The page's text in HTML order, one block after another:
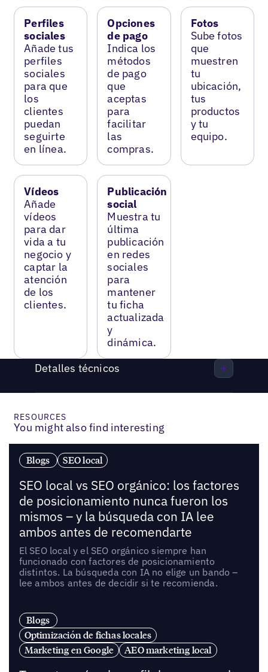
Perfiles
sociales
Añade tus
perfiles
sociales
para que
los
clientes
puedan
seguirte
en línea.
Opciones
de pago
Indica los
métodos
de pago
que
aceptas
para
facilitar
las
compras.
Fotos
Sube fotos
que
muestren
tu
ubicación,
tus
productos
y tu
equipo.
Vídeos
Añade
vídeos
para dar
vida a tu
negocio y
captar la
atención
de los
clientes.
Publicación
social
Muestra tu
última
publicación
en redes
sociales
para
mantener
tu ficha
actualizada
y
dinámica.
Detalles técnicos
RESOURCES
You might also find interesting
Blogs SEO local
SEO local vs SEO orgánico: los factores
de posicionamiento nunca fueron los
mismos – y la búsqueda con IA lee
ambos antes de recomendarte
El SEO local y el SEO orgánico siempre han
funcionado con factores de posicionamiento
distintos. La búsqueda con IA no elige un bando –
lee ambos antes de decidir si te recomienda.
Blogs
Optimización de fichas locales
Marketing en Google
AEO marketing local